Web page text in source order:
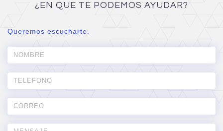
¿EN QUE TE PODEMOS AYUDAR?
Queremos escucharte.